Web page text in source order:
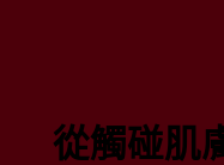
從觸碰肌